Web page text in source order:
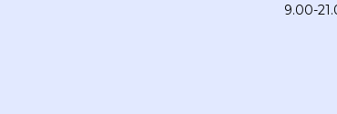
9.00-